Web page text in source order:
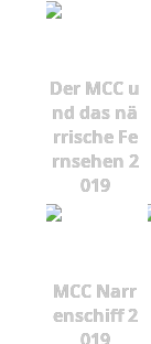
Der MCC u
nd das nä
rrische Fe
rnsehen 2
019
MCC Narr
enschiff 2